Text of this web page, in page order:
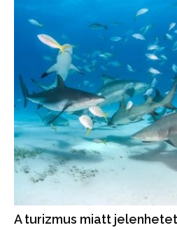
A turizmus miatt